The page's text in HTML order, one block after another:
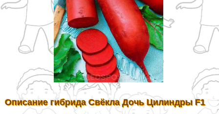
Описание гибрида Свёкла Дочь Цилиндры F1